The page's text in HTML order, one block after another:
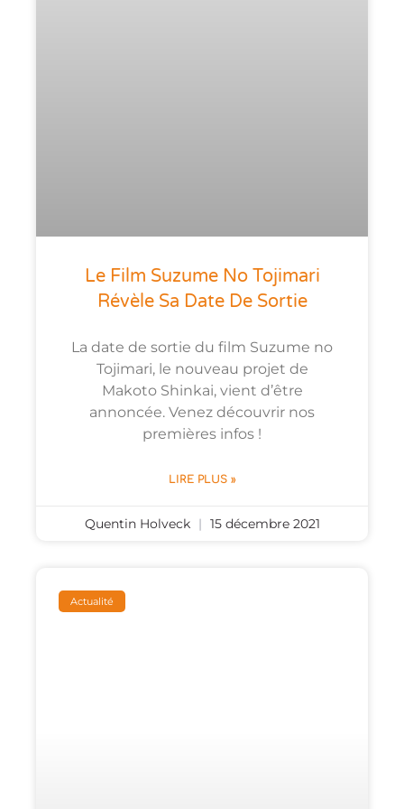
Le Film Suzume No Tojimari
Révèle Sa Date De Sortie
La date de sortie du film Suzume no
Tojimari, le nouveau projet de
Makoto Shinkai, vient d’être
annoncée. Venez découvrir nos
premières infos !
LIRE PLUS »
Quentin Holveck 15 décembre 2021
Actualité